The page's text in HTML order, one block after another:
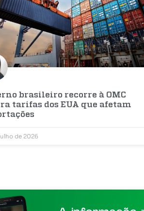
brasileiro recorre à OMC
tarifas dos EUA que afetam
de 2026